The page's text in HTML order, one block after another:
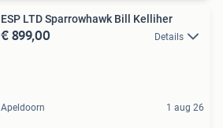
ESP LTD Sparrowhawk Bill Kelliher
€ 899,00 Details
Apeldoorn 1 aug 26